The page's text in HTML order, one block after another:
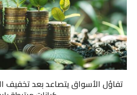
تفاؤل الأسواق يتصاعد بعد تخفيف